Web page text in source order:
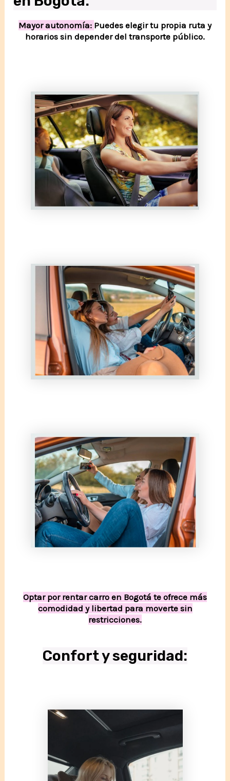
Mayor autonomía: Puedes elegir tu propia ruta y
horarios sin depender del transporte público.
Optar por rentar carro en Bogotá te ofrece más
comodidad y libertad para moverte sin
restricciones.
Confort y seguridad: